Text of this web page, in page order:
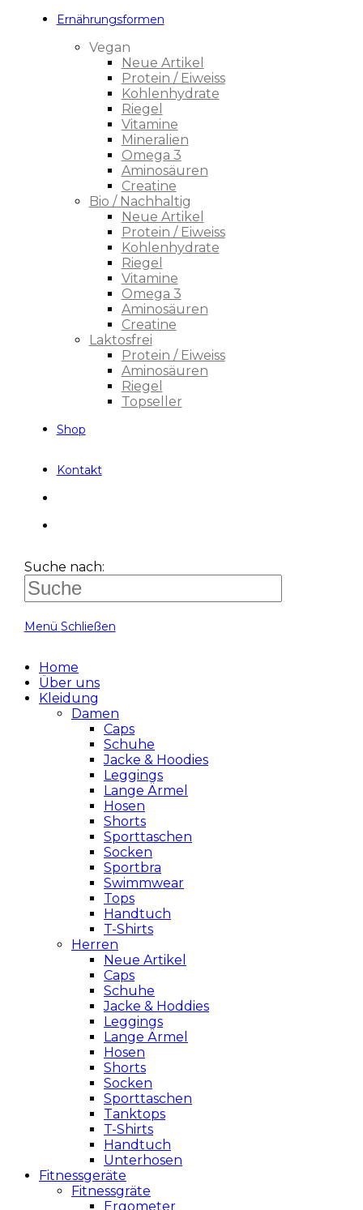
Ernährungsformen
Vegan
Neue Artikel
Protein / Eiweiss
Kohlenhydrate
Riegel
Vitamine
Mineralien
Omega 3
Aminosäuren
Creatine
Bio / Nachhaltig
Neue Artikel
Protein / Eiweiss
Kohlenhydrate
Riegel
Vitamine
Omega 3
Aminosäuren
Creatine
Laktosfrei
Protein / Eiweiss
Aminosäuren
Riegel
Topseller
Shop
Kontakt
Suche nach:
Menü Schließen
Home
Über uns
Kleidung
Damen
Caps
Schuhe
Jacke & Hoodies
Leggings
Lange Ärmel
Hosen
Shorts
Sporttaschen
Socken
Sportbra
Swimmwear
Tops
Handtuch
T-Shirts
Herren
Neue Artikel
Caps
Schuhe
Jacke & Hoddies
Leggings
Lange Ärmel
Hosen
Shorts
Socken
Sporttaschen
Tanktops
T-Shirts
Handtuch
Unterhosen
Fitnessgeräte
Fitnessgräte
Ergometer